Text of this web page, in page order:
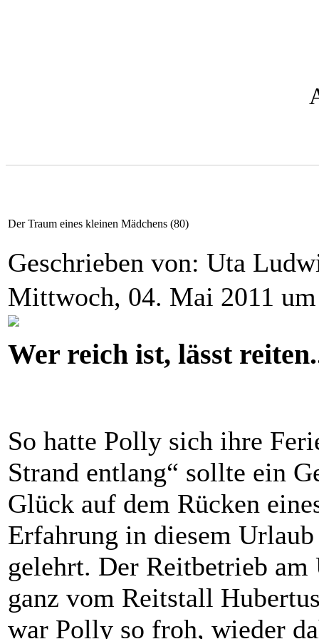
Der Traum eines kleinen Mädchens (80)
Geschrieben von: Uta
Mittwoch, 04. Mai 2011
Wer reich ist, lässt
So hatte Polly sich ihre
Strand entlang“ sollte ein
Glück auf dem Rücken
Erfahrung in diesem Urlaub
gelehrt. Der Reitbetrieb
ganz vom Reitstall
war Polly so froh, wieder